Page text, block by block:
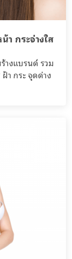
า กระจ่างใส
างแบรนด์ รวม
า กระ จุดด่าง